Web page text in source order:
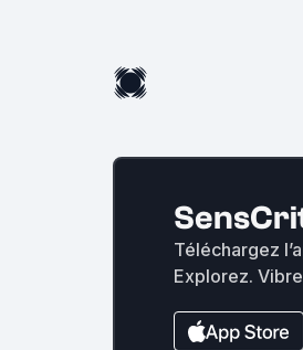
Téléchargez
Explorez.